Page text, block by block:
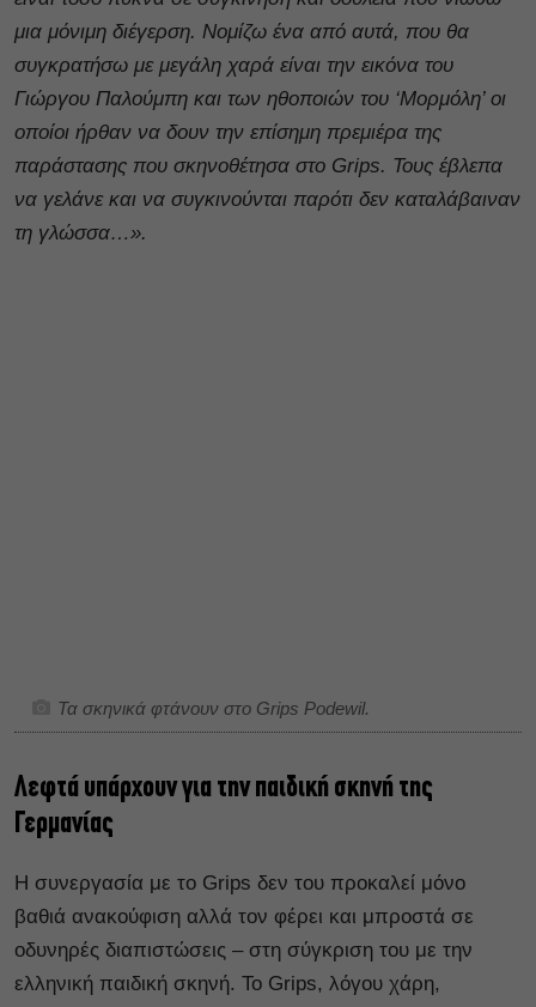
μια μόνιμη διέγερση. Νομίζω ένα από αυτά, που θα
συγκρατήσω με μεγάλη χαρά είναι την εικόνα του
Γιώργου Παλούμπη και των ηθοποιών του ‘Μορμόλη’ οι
οποίοι ήρθαν να δουν την επίσημη πρεμιέρα της
παράστασης που σκηνοθέτησα στο Grips. Τους έβλεπα
να γελάνε και να συγκινούνται παρότι δεν καταλάβαιναν
τη γλώσσα…».
Τα σκηνικά φτάνουν στο Grips Podewil.
Λεφτά υπάρχουν για την παιδική σκηνή της
Γερμανίας
Η συνεργασία με το Grips δεν του προκαλεί μόνο
βαθιά ανακούφιση αλλά τον φέρει και μπροστά σε
οδυνηρές διαπιστώσεις – στη σύγκριση του με την
ελληνική παιδική σκηνή. Το Grips, λόγου χάρη,